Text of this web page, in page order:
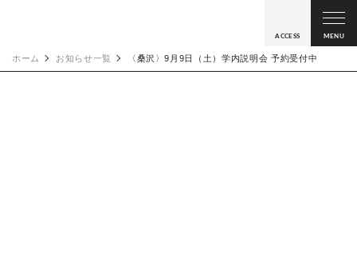
ACCESS MENU
ホーム お知らせ一覧 〈桑沢〉9月9日（土）学内説明会 予約受付中